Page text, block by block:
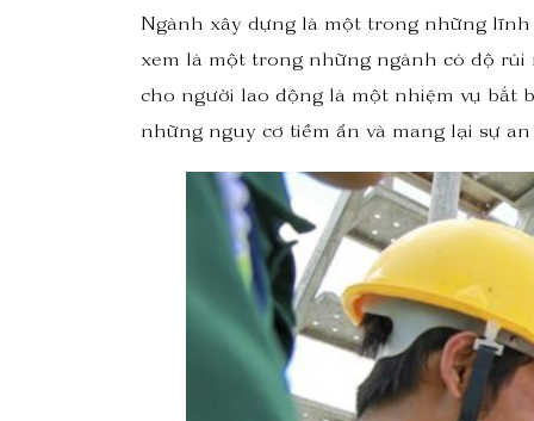
Ngành xây dựng là một trong những
xem là một trong những ngành có độ
cho người lao động là một nhiệm vụ bắt
những nguy cơ tiềm ẩn và mang lại sự